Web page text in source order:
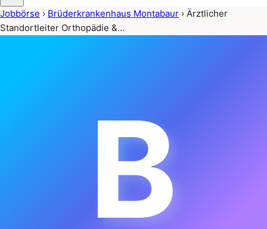
Jobbörse › Brüderkrankenhaus Montabaur › Ärztlicher
Standortleiter Orthopädie &…
B